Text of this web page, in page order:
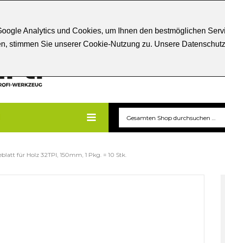
Analytics und Cookies, um Ihnen den bestmöglichen
stimmen Sie unserer Cookie-Nutzung zu. Unsere
für Holz 32TPI, 150mm, 1 Pkg. = 10 Stk.